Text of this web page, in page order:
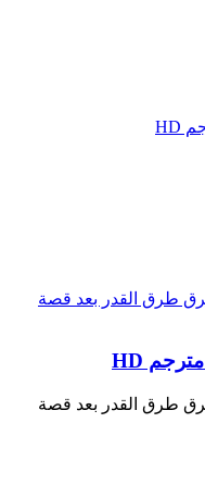
طرق القدر بعد قصة
طرق القدر بعد قصة